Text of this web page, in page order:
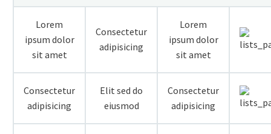
Lorem
ipsum dolor
sit amet
Consectetur
adipisicing
Lorem
ipsum dolor
sit amet
Consectetur
adipisicing
Elit sed do
eiusmod
Consectetur
adipisicing